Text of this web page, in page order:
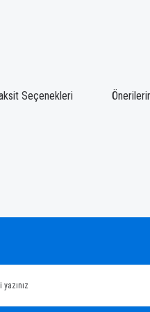
Seçenekleri
siz yapın!